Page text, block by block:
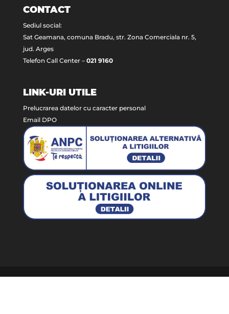
CONTACT
Sediul social:
Sat Geamana, comuna Bradu, str. Zona Comerciala nr. 5,
jud. Arges
Telefon Call Center – 021 9160
LINK-URI UTILE
Prelucrarea datelor cu caracter personal
Email DPO